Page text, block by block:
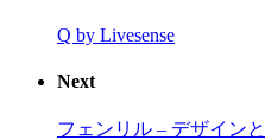
Q by Livesense
Next
フェンリル – デザイン